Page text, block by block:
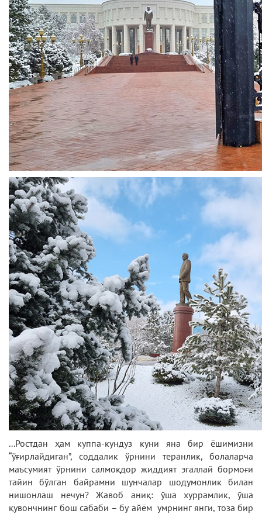
...Ростдан ҳам куппа-кундуз куни яна бир ёшимизни
“ўғирлайдиган”, соддалик ўрнини теранлик, болаларча
маъсумият ўрнини салмоқдор жиддият эгаллай бормоғи
тайин бўлган байрамни шунчалар шодумонлик билан
нишонлаш нечун? Жавоб аниқ: ўша хуррамлик, ўша
қувончнинг бош сабаби – бу айём умрнинг янги, тоза бир